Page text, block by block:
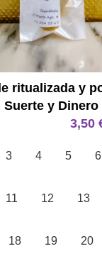
ritualizada y
Suerte y Dinero
3,50
3 4 5 6
11 12 13
18 19 20